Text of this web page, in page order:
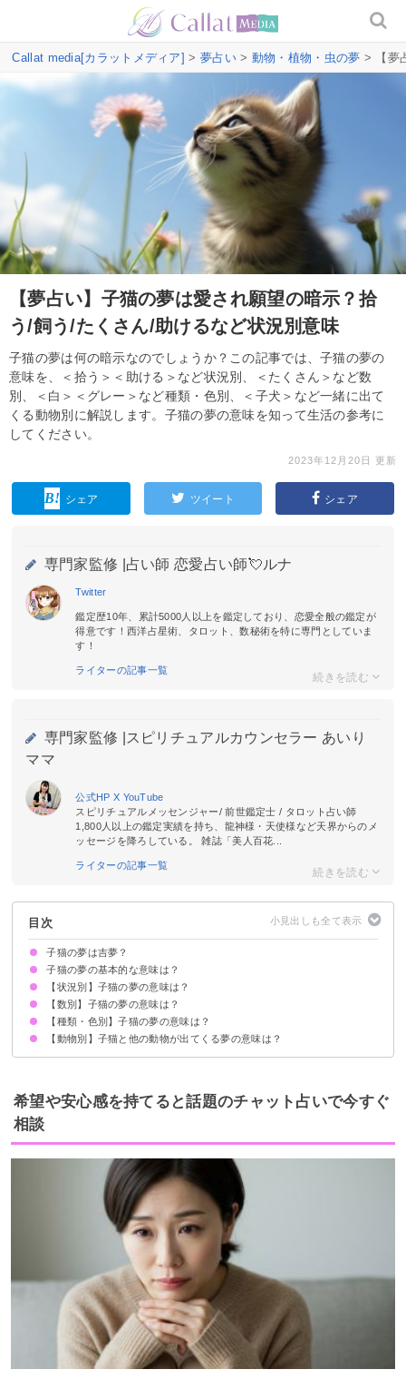
Callat media[カラットメディア] > 夢占い> 動物・植物・虫の夢 > 【夢
【夢占い】子猫の夢は愛され願望の暗示？拾
う/飼う/たくさん/助けるなど状況別意味
子猫の夢は何の暗示なのでしょうか？この記事では、子猫の夢の
意味を、＜拾う＞＜助ける＞など状況別、＜たくさん＞など数
別、＜白＞＜グレー＞など種類・色別、＜子犬＞など一緒に出て
くる動物別に解説します。子猫の夢の意味を知って生活の参考に
してください。
2023年12月20日 更新
シェア ツイート シェア
専門家監修 | 占い師 恋愛占い師💘ルナ
Twitter
鑑定歴10年、累計5000人以上を鑑定しており、恋愛全般の鑑定が
得意です！西洋占星術、タロット、数秘術を特に専門としていま
す！
ライターの記事一覧
専門家監修 |
スピリチュアルカウンセラー あいり
ママ
公式HP X YouTube
スピリチュアルメッセンジャー/ 前世鑑定士 / タロット占い師
1,800人以上の鑑定実績を持ち、龍神様・天使様など天界からのメ
ッセージを降ろしている。 雑誌「美人百花...
ライターの記事一覧
目次
子猫の夢は吉夢？
子猫の夢の基本的な意味は？
愛されたい欲求を暗示
状況によって意味が決まる
【状況別】子猫の夢の意味は？
生まれたばかりの子猫の夢【吉夢】
子猫を拾う夢【吉夢】
子猫を助ける夢【吉夢】
子猫を飼う夢【吉夢】
子猫にミルクをあげる夢【吉夢】
子猫を洗う夢【吉夢】
子猫に噛まれる夢【吉夢】
子猫が死ぬ夢【吉夢】
子猫に襲われる夢【警告夢】
子猫を撫でる夢【警告夢】
子猫が家に入ってくる夢【吉夢】
子猫を抱っこする夢【吉夢】
子猫が甘えてくる夢【警告夢】
子猫と遊ぶ夢【警告夢】
子猫をもらう夢【吉夢】
子猫を追い払う夢【警告夢】
子猫を探す夢【警告夢】
子猫が落ちてくる夢【警告夢】
子猫を選ぶ夢【警告夢】
子猫が怒る夢【警告夢】
【数別】子猫の夢の意味は？
子猫がたくさん出てくる夢【吉夢】
3匹の子猫の夢【吉夢】
2匹の子猫の夢【警告】
【種類・色別】子猫の夢の意味は？
白い子猫の夢【吉夢】
黒い子猫の夢【吉夢】
グレーの子猫の夢【警告夢】
茶色の子猫の夢【吉夢】
野良猫の子猫の夢【警告夢】
ピンクの子猫の夢【吉夢】
【動物別】子猫と他の動物が出てくる夢の意味は？
子猫と子犬の夢【吉夢】
子猫とネズミの夢【吉夢】
子猫と蛇の夢【警告夢】
子猫とうさぎの夢【吉夢】
希望や安心感を持てると話題のチャット占いで今すぐ
相談